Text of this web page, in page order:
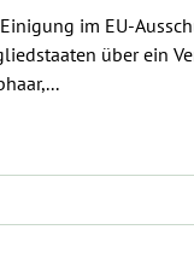
im EU-
über ein